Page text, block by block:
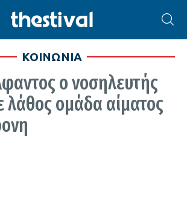
ΚΟΙΝΩΝΙΑ
ο νοσηλευτής
λάθος ομάδα αίματος